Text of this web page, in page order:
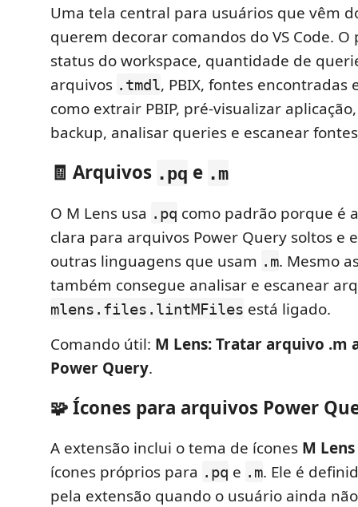
Uma tela central para usuários que vêm
querem decorar comandos do VS Code.
status do workspace, quantidade de
arquivos .tmdl, PBIX, fontes encontradas
como extrair PBIP, pré-visualizar
backup, analisar queries e escanear
🧾 Arquivos .pq e .m
O M Lens usa .pq como padrão porque é
clara para arquivos Power Query soltos e
outras linguagens que usam .m. Mesmo
também consegue analisar e escanear
mlens.files.lintMFiles está ligado.
Comando útil: M Lens: Tratar arquivo .m
Power Query.
🧩 Ícones para arquivos Power
A extensão inclui o tema de ícones M
ícones próprios para .pq e .m. Ele é
pela extensão quando o usuário ainda